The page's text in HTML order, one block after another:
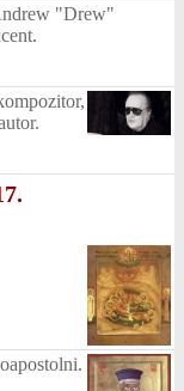
"Drew"